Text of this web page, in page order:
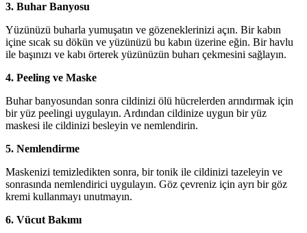
3. Buhar Banyosu
Yüzünüzü buharla yumuşatın ve gözeneklerinizi açın. Bir kabın
içine sıcak su dökün ve yüzünüzü bu kabın üzerine eğin. Bir havlu
ile başınızı ve kabı örterek yüzünüzün buharı çekmesini sağlayın.
4. Peeling ve Maske
Buhar banyosundan sonra cildinizi ölü hücrelerden arındırmak için
bir yüz peelingi uygulayın. Ardından cildinize uygun bir yüz
maskesi ile cildinizi besleyin ve nemlendirin.
5. Nemlendirme
Maskenizi temizledikten sonra, bir tonik ile cildinizi tazeleyin ve
sonrasında nemlendirici uygulayın. Göz çevreniz için ayrı bir göz
kremi kullanmayı unutmayın.
6. Vücut Bakımı